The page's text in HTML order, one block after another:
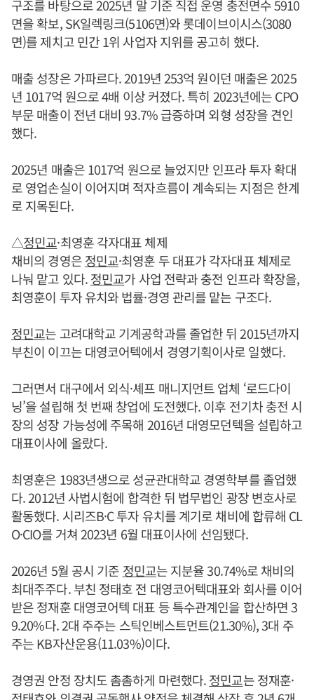
구조를 바탕으로 2025년 말 기준 직접 운영 충전면수 5910
면을 확보, SK일렉링크(5106면)와 롯데이브이시스(3080
면)를 제치고 민간 1위 사업자 지위를 공고히 했다.
매출 성장은 가파르다. 2019년 253억 원이던 매출은 2025
년 1017억 원으로 4배 이상 커졌다. 특히 2023년에는 CPO
부문 매출이 전년 대비 93.7% 급증하며 외형 성장을 견인
했다.
2025년 매출은 1017억 원으로 늘었지만 인프라 투자 확대
로 영업손실이 이어지며 적자흐름이 계속되는 지점은 한계
로 지목된다.
△정민교·최영훈 각자대표 체제
채비의 경영은정민교·최영훈 두 대표가 각자대표 체제로
나눠 맡고 있다.정민교가 사업 전략과 충전 인프라 확장을,
최영훈이 투자 유치와 법률·경영 관리를 맡는 구조다.
정민교는 고려대학교 기계공학과를 졸업한 뒤 2015년까지
부친이 이끄는 대영코어텍에서 경영기획이사로 일했다.
그러면서 대구에서 외식·셰프 매니지먼트 업체 ‘로드다이
닝’을 설립해 첫 번째 창업에 도전했다. 이후 전기차 충전 시
장의 성장 가능성에 주목해 2016년 대영모던텍을 설립하고
대표이사에 올랐다.
최영훈은 1983년생으로 성균관대학교 경영학부를 졸업했
다. 2012년 사법시험에 합격한 뒤 법무법인 광장 변호사로
활동했다. 시리즈B·C 투자 유치를 계기로 채비에 합류해 CL
O·CIO를 거쳐 2023년 6월 대표이사에 선임됐다.
2026년 5월 공시 기준 정민교는 지분율 30.74%로 채비의
최대주주다. 부친 정태호 전 대영코어텍대표와 회사를 이어
받은 정재훈 대영코어텍 대표 등 특수관계인을 합산하면 3
9.20%다. 2대 주주는 스틱인베스트먼트(21.30%), 3대 주
주는 KB자산운용(11.03%)이다.
경영권 안정 장치도 촘촘하게 마련했다.정민교는 정재훈·